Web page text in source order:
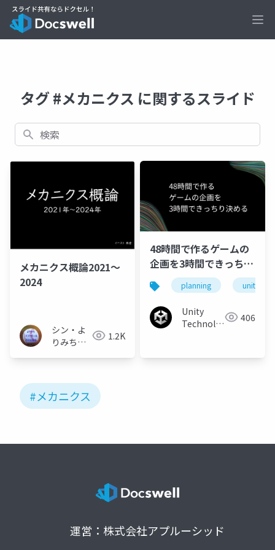
タグ #メカニクス に関するスライド
検索
メカニクス概論2021～
2024
シン・よ
りみちソ
1.2K
48時間で作るゲームの
企画を3時間できっちり
決めるplanning unity
Unity
Technologies 406
#メカニクス
運営：株式会社アプルーシッド